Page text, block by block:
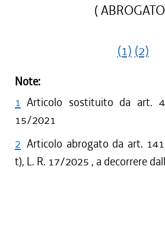
(
(1) (2)
Note:
1 Articolo sostituito da art.
15/2021
2 Articolo abrogato da art.
t), L. R. 17/2025 , a decorrere